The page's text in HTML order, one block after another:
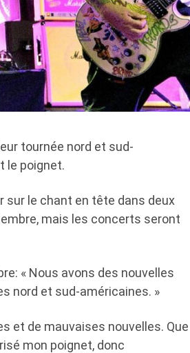
tournée nord et sud-
le poignet.
sur le chant en tête dans deux
mais les concerts seront
« Nous avons des nouvelles
nord et sud-américaines. »
et de mauvaises nouvelles. Que
mon poignet, donc